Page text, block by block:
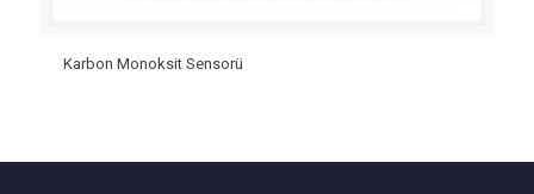
Karbon Monoksit Sensorü